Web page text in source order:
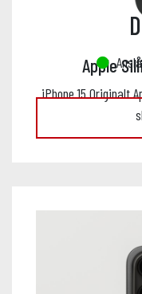
Apple
iPhone 15 Originalt